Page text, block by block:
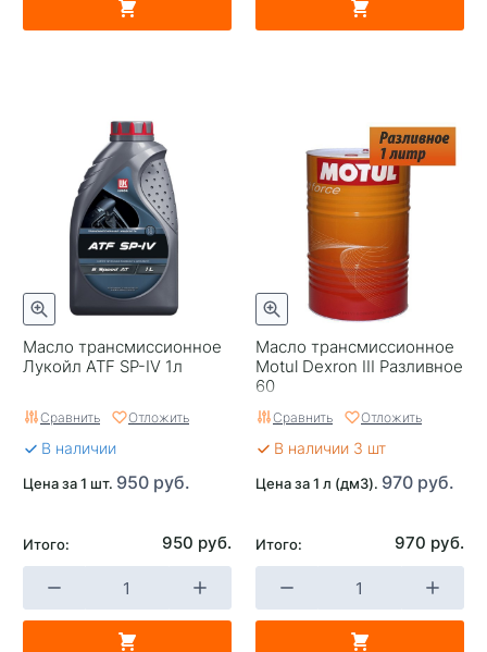
Масло трансмиссионное
Лукойл ATF SP-IV 1л
Сравнить Отложить
В наличии
Цена за 1 шт. 950 руб.
Итого: 950 руб.
Масло трансмиссионное
Motul Dexron III Разливное
60
Сравнить Отложить
В наличии 3 шт
Цена за 1 л (дм3). 970 руб.
Итого: 970 руб.